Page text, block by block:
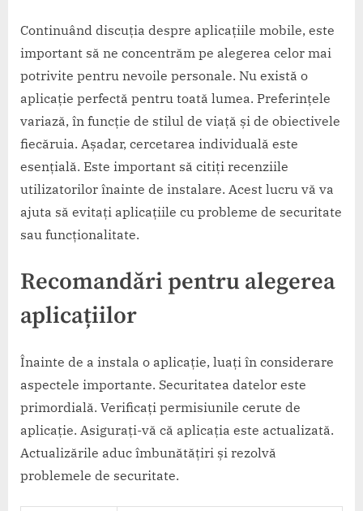
Continuând discuția despre aplicațiile mobile, este
important să ne concentrăm pe alegerea celor mai
potrivite pentru nevoile personale. Nu există o
aplicație perfectă pentru toată lumea. Preferințele
variază, în funcție de stilul de viață și de obiectivele
fiecăruia. Așadar, cercetarea individuală este
esențială. Este important să citiți recenziile
utilizatorilor înainte de instalare. Acest lucru vă va
ajuta să evitați aplicațiile cu probleme de securitate
sau funcționalitate.
Recomandări pentru alegerea
aplicațiilor
Înainte de a instala o aplicație, luați în considerare
aspectele importante. Securitatea datelor este
primordială. Verificați permisiunile cerute de
aplicație. Asigurați-vă că aplicația este actualizată.
Actualizările aduc îmbunătățiri și rezolvă
problemele de securitate.